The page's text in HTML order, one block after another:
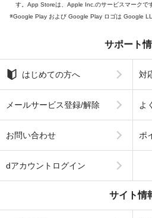
す。App Storeは、Apple Inc.のサービスマークです
Google Play および Google Play ロゴは Google
サポート
はじめての方へ 対
メールサービス登録/解除 よ
お問い合わせ ポ
dアカウントログイン
サイト情